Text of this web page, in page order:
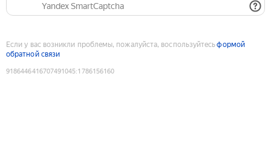
Yandex SmartCaptcha
Если у вас возникли проблемы, пожалуйста, воспользуйтесьформой
обратной связи
9186446416707491045:1786156160